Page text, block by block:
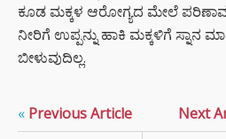
ಕೂಡ ಮಕ್ಕಳ ಆರೋಗ್ಯದ ಮೇಲೆ ಪರಿಣಾಮ
ನೀರಿಗೆ ಉಪ್ಪನ್ನು ಹಾಕಿ ಮಕ್ಕಳಿಗೆ ಸ್ನಾನ
ಬೀಳುವುದಿಲ್ಲ.
« Previous Article Next